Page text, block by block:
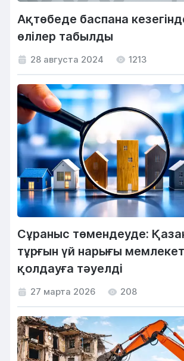
Ақтөбеде баспана
өлілер табылды
28 августа 2024 1213
Сұраныс төмендеуде:
тұрғын үй нарығы
қолдауға тәуелді
27 марта 2026 208